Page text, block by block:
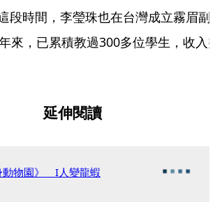
段時間，李瑩珠也在台灣成立霧眉副
來，已累積教過300多位學生，收入
延伸閱讀
動物園》 I人變龍蝦